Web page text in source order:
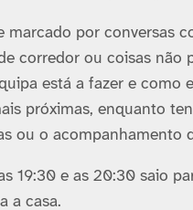
marcado por conversas
corredor ou coisas não
está a fazer e como
próximas, enquanto
ou o acompanhamento
19:30 e as 20:30 saio
a casa.